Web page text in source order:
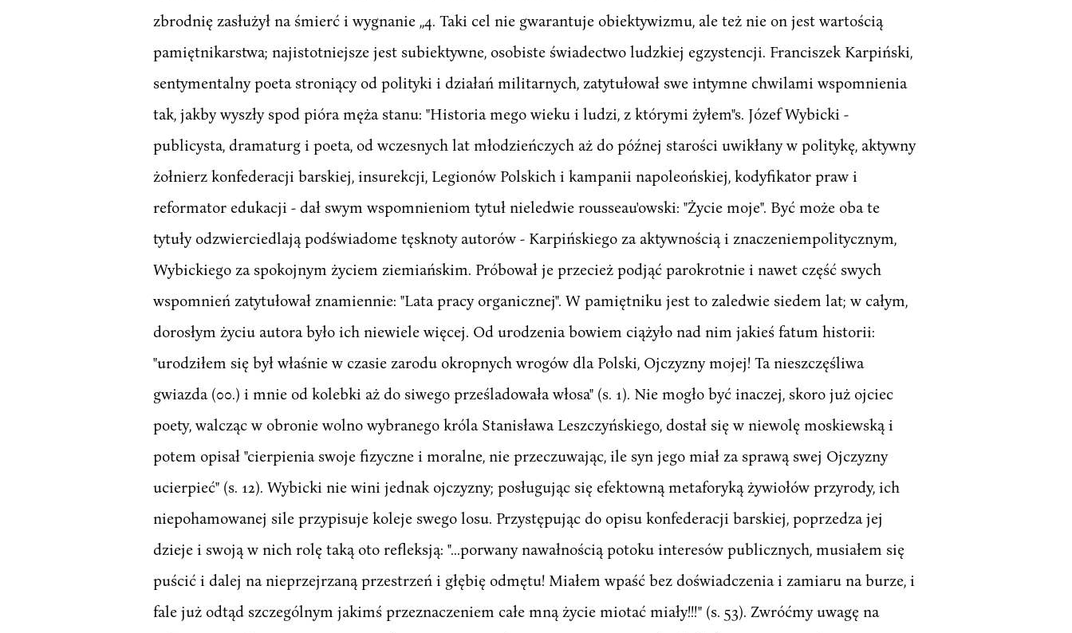
zbrodnię zasłużył na śmierć i wygnanie ,,4. Taki cel nie gwarantuje obiektywizmu, ale też nie on jest wartością
pamiętnikarstwa; najistotniejsze jest subiektywne, osobiste świadectwo ludzkiej egzystencji. Franciszek Karpiński,
sentymentalny poeta stroniący od polityki i działań militarnych, zatytułował swe intymne chwilami wspomnienia
tak, jakby wyszły spod pióra męża stanu: "Historia mego wieku i ludzi, z którymi żyłem"s. Józef Wybicki -
publicysta, dramaturg i poeta, od wczesnych lat młodzieńczych aż do późnej starości uwikłany w politykę, aktywny
żołnierz konfederacji barskiej, insurekcji, Legionów Polskich i kampanii napoleońskiej, kodyfikator praw i
reformator edukacji - dał swym wspomnieniom tytuł nieledwie rousseau'owski: "Życie moje". Być może oba te
tytuły odzwierciedlają podświadome tęsknoty autorów - Karpińskiego za aktywnością i znaczeniempolitycznym,
Wybickiego za spokojnym życiem ziemiańskim. Próbował je przecież podjąć parokrotnie i nawet część swych
wspomnień zatytułował znamiennie: "Lata pracy organicznej". W pamiętniku jest to zaledwie siedem lat; w całym,
dorosłym życiu autora było ich niewiele więcej. Od urodzenia bowiem ciążyło nad nim jakieś fatum historii:
"urodziłem się był właśnie w czasie zarodu okropnych wrogów dla Polski, Ojczyzny mojej! Ta nieszczęśliwa
gwiazda (00.) i mnie od kolebki aż do siwego prześladowała włosa" (s. 1). Nie mogło być inaczej, skoro już ojciec
poety, walcząc w obronie wolno wybranego króla Stanisława Leszczyńskiego, dostał się w niewolę moskiewską i
potem opisał "cierpienia swoje fizyczne i moralne, nie przeczuwając, ile syn jego miał za sprawą swej Ojczyzny
ucierpieć" (s. 12). Wybicki nie wini jednak ojczyzny; posługując się efektowną metaforyką żywiołów przyrody, ich
niepohamowanej sile przypisuje koleje swego losu. Przystępując do opisu konfederacji barskiej, poprzedza jej
dzieje i swoją w nich rolę taką oto refleksją: "...porwany nawałnością potoku interesów publicznych, musiałem się
puścić i dalej na nieprzejrzaną przestrzeń i głębię odmętu! Miałem wpaść bez doświadczenia i zamiaru na burze, i
fale już odtąd szczególnym jakimś przeznaczeniem całe mną życie miotać miały!!!" (s. 53). Zwróćmy uwagę na